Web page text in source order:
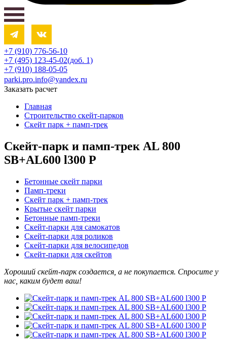
+7 (910) 776-56-10‬
+7 (495) 123-45-02(доб. 1)
+7 (910) 188-05-05
parki.pro.info@yandex.ru
Заказать расчет
Главная
Строительство скейт-парков
Скейт парк + памп-трек
Скейт-парк и памп-трек AL 800
SB+AL600 l300 P
Бетонные скейт парки
Памп-треки
Скейт парк + памп-трек
Крытые скейт парки
Бетонные памп-треки
Скейт-парки для самокатов
Скейт-парки для роликов
Скейт-парки для велосипедов
Скейт-парки для скейтов
Хороший скейт-парк создается, а не покупается. Спросите у
нас, каким будет ваш!